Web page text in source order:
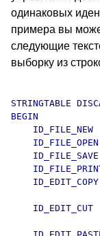
одинаковых
примера вы
следующие
выборку из
STRINGTABLE
BEGIN
ID_FILE_NEW
ID_EDIT_CUT